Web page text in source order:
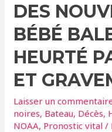
l’Atlantique
Nord
–
2
nouveau-
nés
observés
au
large
DES
BÉBÉ
HEURTÉ
ET
Laisser un
noires, Bateau, Décès,
NOAA, Pronostic vital /